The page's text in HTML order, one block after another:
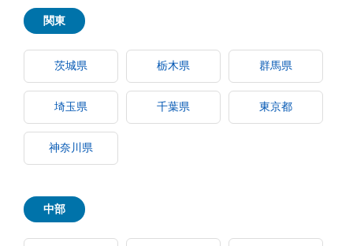
関東
茨城県 栃木県 群馬県
埼玉県 千葉県 東京都
神奈川県
中部